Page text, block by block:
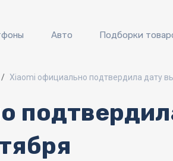
Авто Подборки
Xiaomi официально подтвердила дату